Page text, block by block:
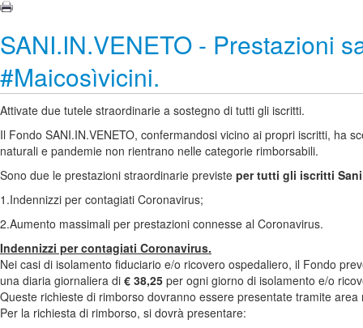
SANI.IN.VENETO - Prestazioni
#Maicosìvicini.
Attivate due tutele straordinarie a sostegno di tutti gli iscritti.
Il Fondo SANI.IN.VENETO, confermandosi vicino ai propri iscritti, ha
naturali e pandemie non rientrano nelle categorie rimborsabili.
Sono due le prestazioni straordinarie previste per tutti gli iscritti
1.Indennizzi per contagiati Coronavirus;
2.Aumento massimali per prestazioni connesse al Coronavirus.
Indennizzi per contagiati Coronavirus.
Nei casi di isolamento fiduciario e/o ricovero ospedaliero, il Fondo
una diaria giornaliera di € 38,25 per ogni giorno di isolamento e/o
Queste richieste di rimborso dovranno essere presentate tramite
Per la richiesta di rimborso, si dovrà presentare: